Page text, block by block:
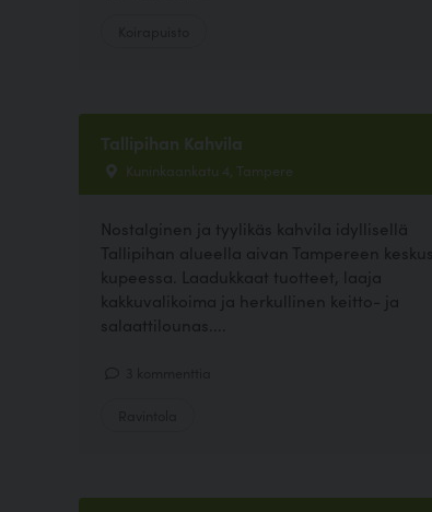
Tallipihan Kahvila
Kuninkaankatu 4, Tampere
Nostalginen ja tyylikäs kahvila idyllisellä
Tallipihan alueella aivan Tampereen
kupeessa. Laadukkaat tuotteet, laaja
kakkuvalikoima ja herkullinen keitto- ja
salaattilounas....